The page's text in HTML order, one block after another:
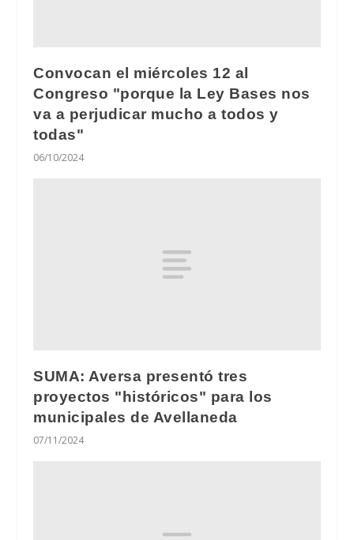
Convocan el miércoles 12 al
Congreso "porque la Ley Bases nos
va a perjudicar mucho a todos y
todas"
06/10/2024
SUMA: Aversa presentó tres
proyectos "históricos" para los
municipales de Avellaneda
07/11/2024